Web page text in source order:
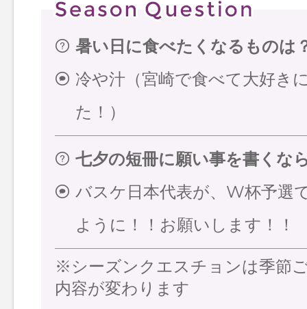
暑い日に食べたくなるものは
冷や汁（宮崎で食べて大好き
た！）
七夕の短冊に願い事を書くな
バスケ日本代表が、W杯予選
ように！！お願いします！！
※シーズンクエスチョンは季節
内容が変わります